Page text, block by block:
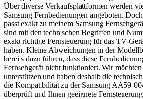
Über diverse Verkaufsplattformen werden
Samsung Fernbedienungen angeboten.
passt exakt zu meinem Samsung
sind mit den technischen Begriffen und
exakt richtige Fernsteuerung für das TV-
haben. Kleine Abweichungen in der
bereits dazu führen, dass diese
Fernsehgerät nicht funktioniert. Wir
unterstützen und haben deshalb die
die Kompatibilität zu der Samsung AA59-
überprüft und Ihnen geeignete